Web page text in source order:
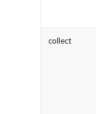
collect